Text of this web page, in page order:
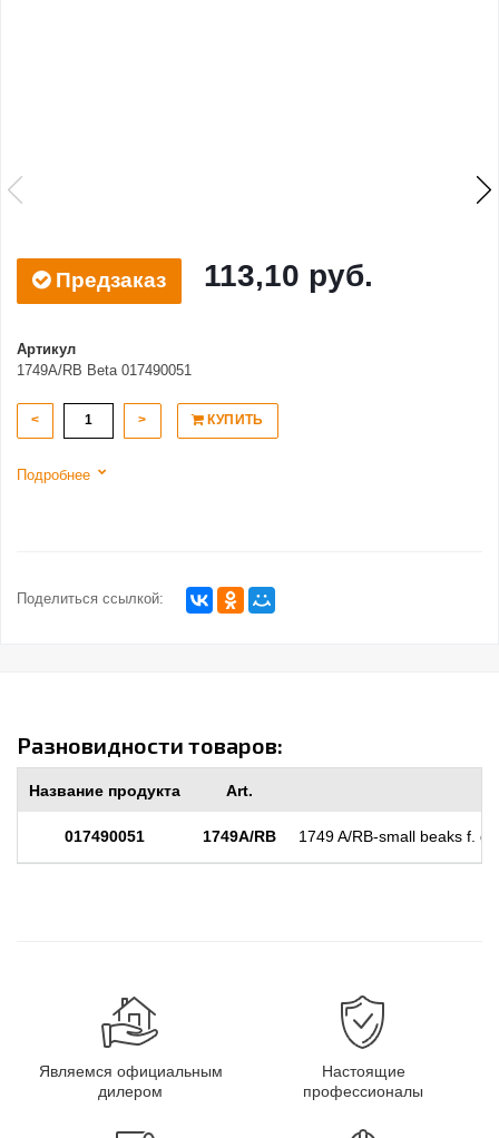
Предзаказ 113,10 руб.
Артикул
1749A/RB Beta 017490051
< > КУПИТЬ
Подробнее
Поделиться ссылкой:
Разновидности товаров:
Название продукта Art.
017490051 1749A/RB 1749 A/RB-small beaks f.
Являемся официальным
дилером
Настоящие
профессионалы